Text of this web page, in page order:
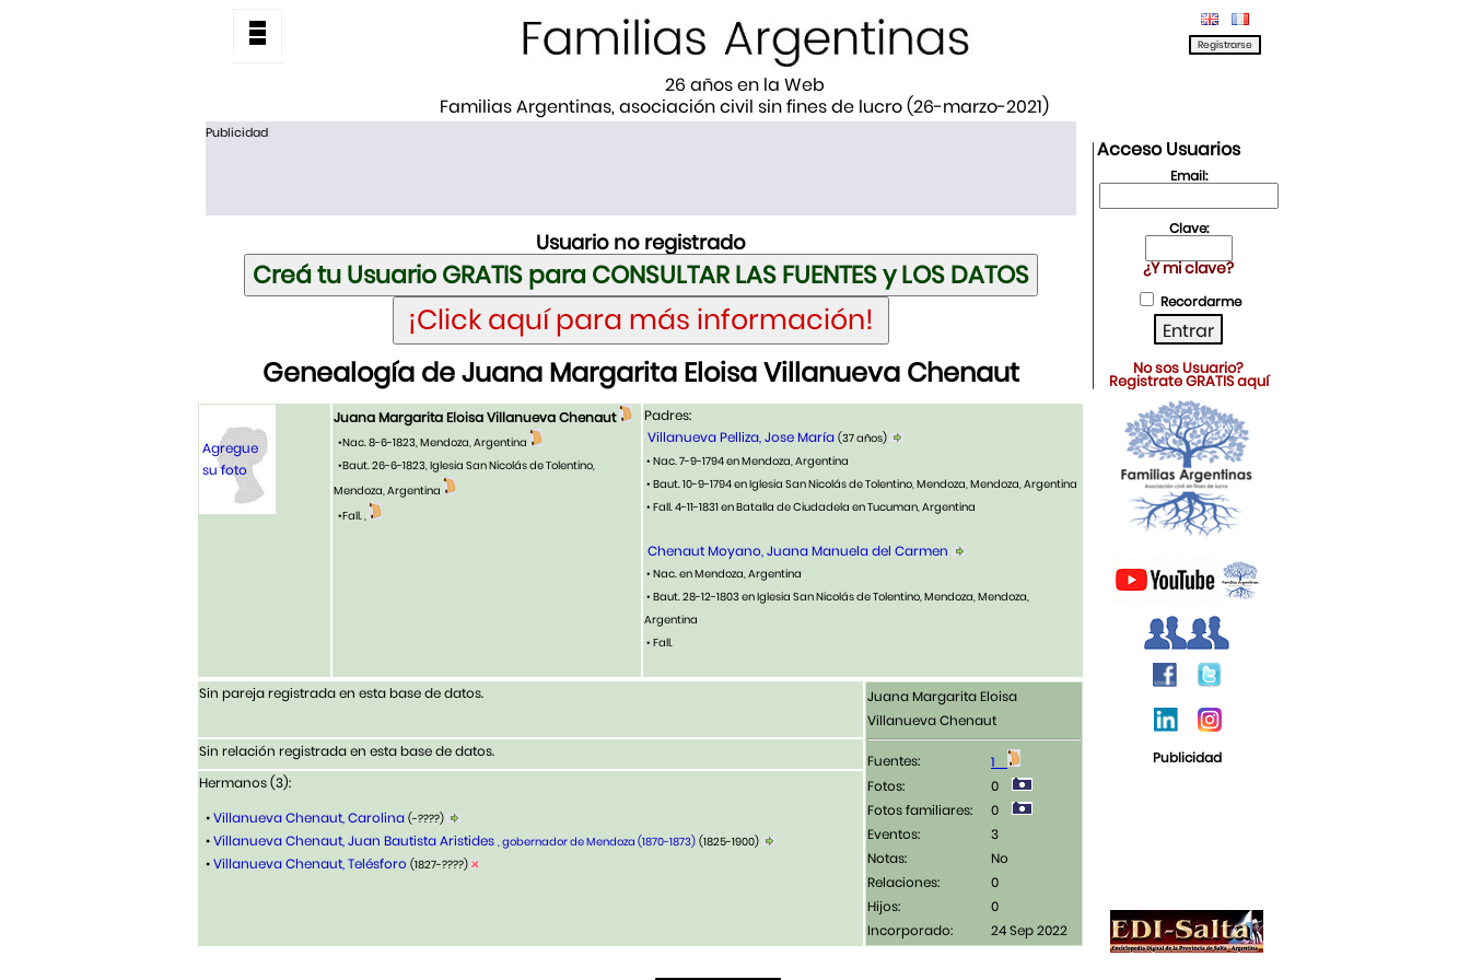
26 años en la Web
Familias Argentinas, asociación civil sin fines de lucro (26-marzo-2021)
Publicidad
Usuario no registrado
Genealogía de Juana Margarita Eloisa Villanueva Chenaut
Agregue
su foto
Juana Margarita Eloisa Villanueva Chenaut
•Nac. 8-6-1823, Mendoza, Argentina
•Baut. 26-6-1823, Iglesia San Nicolás de Tolentino,
Mendoza, Argentina
•Fall. ,
Padres:
Villanueva Pelliza, Jose María (37 años)
• Nac. 7-9-1794 en Mendoza, Argentina
• Baut. 10-9-1794 en Iglesia San Nicolás de Tolentino, Mendoza, Mendoza, Argentina
• Fall. 4-11-1831 en Batalla de Ciudadela en Tucuman, Argentina
Chenaut Moyano, Juana Manuela del Carmen
• Nac. en Mendoza, Argentina
• Baut. 28-12-1803 en Iglesia San Nicolás de Tolentino, Mendoza, Mendoza,
Argentina
• Fall.
Sin pareja registrada en esta base de datos.
Juana Margarita Eloisa
Villanueva Chenaut
Fuentes:
1
Fotos:
0
Fotos familiares:
0
Eventos:
3
Notas:
No
Relaciones:
0
Hijos:
0
Incorporado:
24 Sep 2022
Sin relación registrada en esta base de datos.
Hermanos (3):
•Villanueva Chenaut, Carolina (-????)
•Villanueva Chenaut, Juan Bautista Aristides , gobernador de Mendoza (1870-1873) (1825-1900)
•Villanueva Chenaut, Telésforo (1827-????)
Acceso Usuarios
Email:
Clave:
¿Y mi clave?
Recordarme
No sos Usuario?
Registrate GRATIS aquí
Publicidad